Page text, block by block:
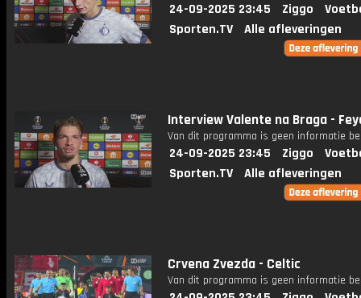
24-09-2025 23:45 Ziggo
Sporten.TV
Alle afleveringen
Interview Valente na Braga -
Van dit programma is geen informatie
24-09-2025 23:45 Ziggo
Sporten.TV
Alle afleveringen
Crvena Zvezda - Celtic
Van dit programma is geen informatie